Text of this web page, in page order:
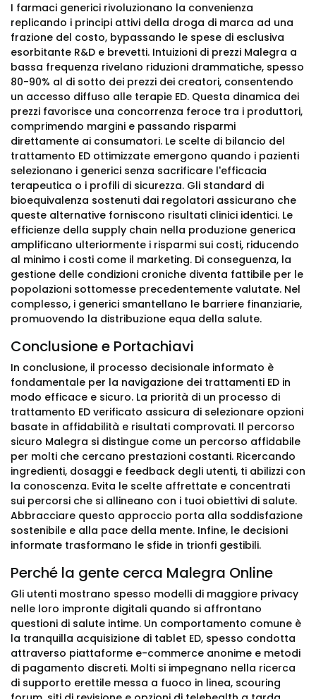
I farmaci generici rivoluzionano la convenienza
replicando i principi attivi della droga di marca ad una
frazione del costo, bypassando le spese di esclusiva
esorbitante R&D e brevetti. Intuizioni di prezzi Malegra a
bassa frequenza rivelano riduzioni drammatiche, spesso
80-90% al di sotto dei prezzi dei creatori, consentendo
un accesso diffuso alle terapie ED. Questa dinamica dei
prezzi favorisce una concorrenza feroce tra i produttori,
comprimendo margini e passando risparmi
direttamente ai consumatori. Le scelte di bilancio del
trattamento ED ottimizzate emergono quando i pazienti
selezionano i generici senza sacrificare l'efficacia
terapeutica o i profili di sicurezza. Gli standard di
bioequivalenza sostenuti dai regolatori assicurano che
queste alternative forniscono risultati clinici identici. Le
efficienze della supply chain nella produzione generica
amplificano ulteriormente i risparmi sui costi, riducendo
al minimo i costi come il marketing. Di conseguenza, la
gestione delle condizioni croniche diventa fattibile per le
popolazioni sottomesse precedentemente valutate. Nel
complesso, i generici smantellano le barriere finanziarie,
promuovendo la distribuzione equa della salute.
Conclusione e Portachiavi
In conclusione, il processo decisionale informato è
fondamentale per la navigazione dei trattamenti ED in
modo efficace e sicuro. La priorità di un processo di
trattamento ED verificato assicura di selezionare opzioni
basate in affidabilità e risultati comprovati. Il percorso
sicuro Malegra si distingue come un percorso affidabile
per molti che cercano prestazioni costanti. Ricercando
ingredienti, dosaggi e feedback degli utenti, ti abilizzi con
la conoscenza. Evita le scelte affrettate e concentrati
sui percorsi che si allineano con i tuoi obiettivi di salute.
Abbracciare questo approccio porta alla soddisfazione
sostenibile e alla pace della mente. Infine, le decisioni
informate trasformano le sfide in trionfi gestibili.
Perché la gente cerca Malegra Online
Gli utenti mostrano spesso modelli di maggiore privacy
nelle loro impronte digitali quando si affrontano
questioni di salute intime. Un comportamento comune è
la tranquilla acquisizione di tablet ED, spesso condotta
attraverso piattaforme e-commerce anonime e metodi
di pagamento discreti. Molti si impegnano nella ricerca
di supporto erettile messa a fuoco in linea, scouring